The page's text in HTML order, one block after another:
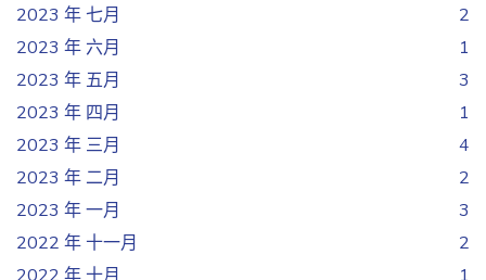
2023 年 七月
2
2023 年 六月
1
2023 年 五月
3
2023 年 四月
1
2023 年 三月
4
2023 年 二月
2
2023 年 一月
3
2022 年 十一月
2